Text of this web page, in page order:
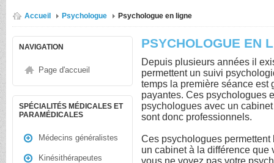
Accueil Psychologue Psychologue en ligne
NAVIGATION
Page d'accueil
SPÉCIALITÉS MÉDICALES ET
PARAMÉDICALES
Médecins généralistes
Kinésithérapeutes
PSYCHOLOGUE EN
Depuis plusieurs années il
permettent un suivi
temps la première séance est
payantes. Ces psychologues
psychologues avec un
sont donc professionnels.
Ces psychologues
un cabinet à la différence
vous ne voyez pas votre